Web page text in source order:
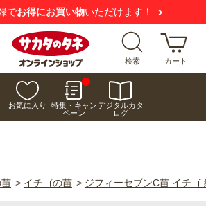
でお得にお買い物いただけます！
検索 カート
お気に入り
特集・キャン
ペーン
デジタルカタ
ログ
> イチゴの苗 > ジフィーセブンC苗 イチゴ